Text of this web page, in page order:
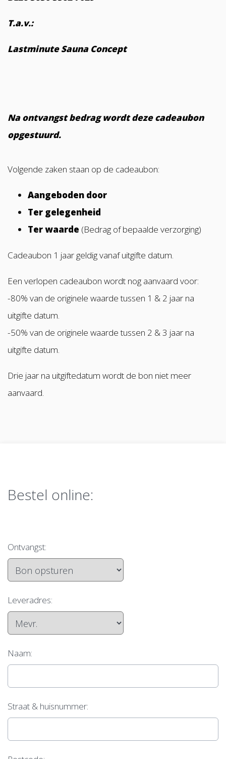
T.a.v.:
Lastminute Sauna Concept
Na ontvangst bedrag wordt deze cadeaubon
opgestuurd.
Volgende zaken staan op de cadeaubon:
Aangeboden door
Ter gelegenheid
Ter waarde (Bedrag of bepaalde verzorging)
Cadeaubon 1 jaar geldig vanaf uitgifte datum.
Een verlopen cadeaubon wordt nog aanvaard voor:
-80% van de originele waarde tussen 1 & 2 jaar na
uitgifte datum.
-50% van de originele waarde tussen 2 & 3 jaar na
uitgifte datum.
Drie jaar na uitgiftedatum wordt de bon niet meer
aanvaard.
Bestel online:
Ontvangst:
Leveradres:
Naam:
Straat & huisnummer: